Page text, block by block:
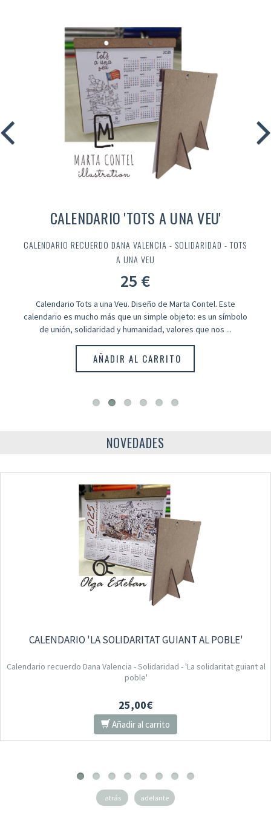
CALENDARIO 'TOTS A UNA VEU'
CALENDARIO RECUERDO DANA VALENCIA - SOLIDARIDAD - TOTS
A UNA VEU
25 €
Calendario Tots a una Veu. Diseño de Marta Contel. Este
calendario es mucho más que un simple objeto: es un símbolo
de unión, solidaridad y humanidad, valores que nos ...
AÑADIR AL CARRITO
NOVEDADES
CALENDARIO 'LA SOLIDARITAT GUIANT AL POBLE'
Calendario recuerdo Dana Valencia - Solidaridad - 'La solidaritat guiant al
poble'
25,00€
Añadir al carrito
atrás adelante